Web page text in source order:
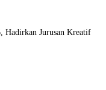
Hadirkan Jurusan Kreatif